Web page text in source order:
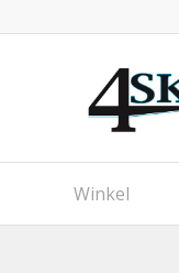
Winkel